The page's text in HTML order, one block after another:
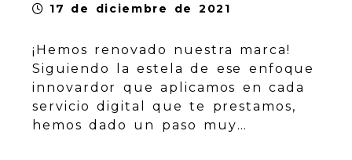
17 de diciembre de 2021
¡Hemos renovado nuestra marca!
Siguiendo la estela de ese enfoque
innovardor que aplicamos en cada
servicio digital que te prestamos,
hemos dado un paso muy